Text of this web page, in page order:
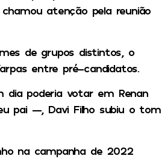
atenção pela reunião
de grupos distintos, o
entre pré-candidatos.
dia poderia votar em Renan
pai —, Davi Filho subiu o tom
na campanha de 2022